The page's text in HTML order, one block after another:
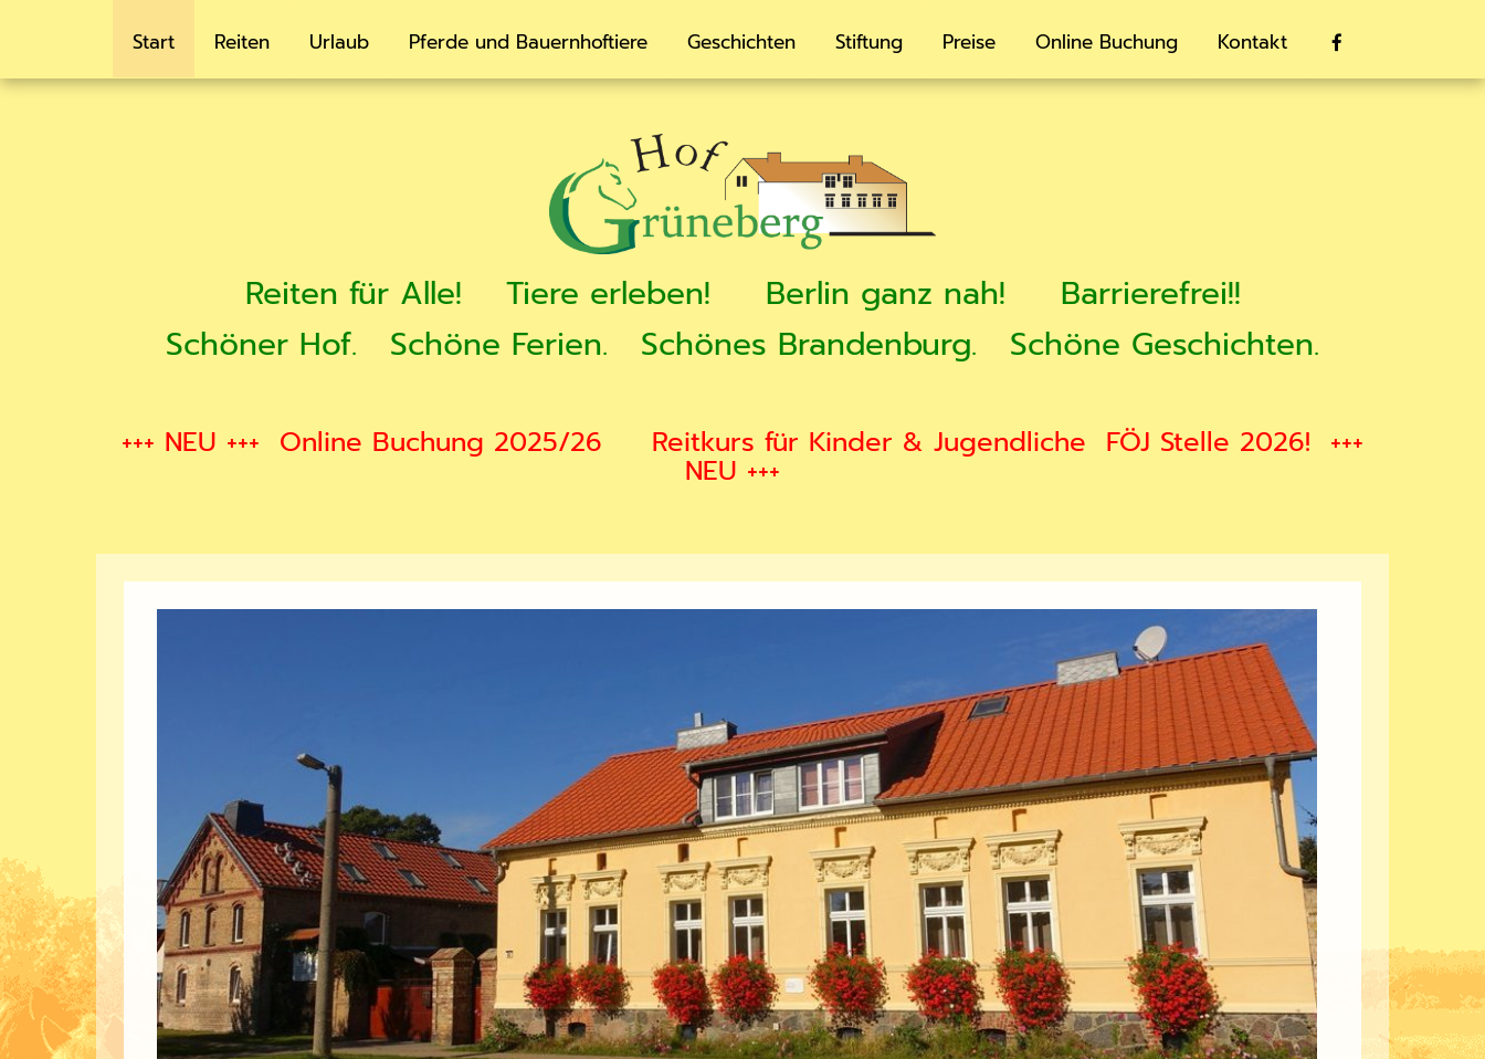
Start Reiten Urlaub Pferde und Bauernhoftiere Geschichten Stiftung Preise Online Buchung Kontakt 
Reiten für Alle! Tiere erleben! Berlin ganz nah!
Barrierefrei!!
Schöner Hof.
Schöne Ferien. Schönes Brandenburg. Schöne Geschichten.
+++ NEU +++ Online Buchung 2025/26 Reitkurs für Kinder & Jugendliche FÖJ Stelle 2026! +++
NEU +++